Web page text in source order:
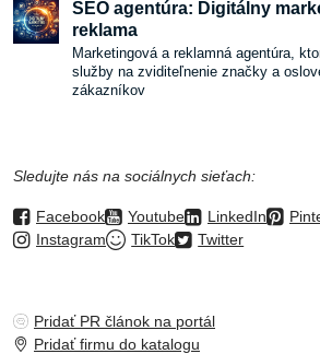
SEO agentúra: Digitálny
reklama
Marketingová a reklamná agentúra,
služby na zviditeľnenie značky a
zákazníkov
Sledujte nás na sociálnych sieťach:
Facebook Youtube LinkedIn
Instagram
TikTok Twitter
Pridať PR článok na portál
Pridať firmu do katalogu